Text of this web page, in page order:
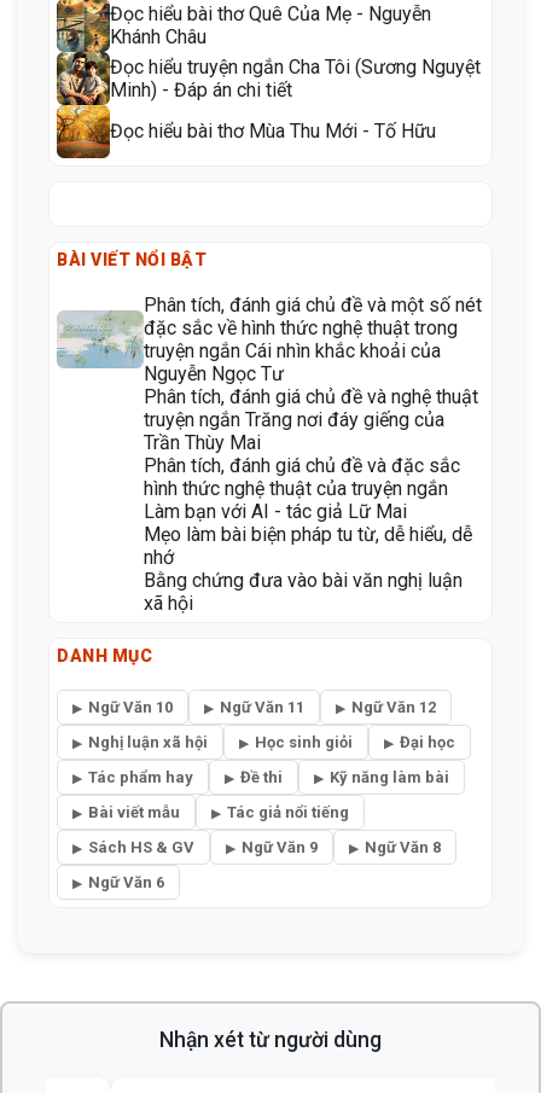
Đọc hiểu bài thơ Quê Của Mẹ - Nguyễn
Khánh Châu
Đọc hiểu truyện ngắn Cha Tôi (Sương Nguyệt
Minh) - Đáp án chi tiết
Đọc hiểu bài thơ Mùa Thu Mới - Tố Hữu
BÀI VIẾT NỔI BẬT
Phân tích, đánh giá chủ đề và một số nét
đặc sắc về hình thức nghệ thuật trong
truyện ngắn Cái nhìn khắc khoải của
Nguyễn Ngọc Tư
Phân tích, đánh giá chủ đề và nghệ thuật
truyện ngắn Trăng nơi đáy giếng của
Trần Thùy Mai
Phân tích, đánh giá chủ đề và đặc sắc
hình thức nghệ thuật của truyện ngắn
Làm bạn với AI - tác giả Lữ Mai
Mẹo làm bài biện pháp tu từ, dễ hiểu, dễ
Bằng chứng đưa vào bài văn nghị luận
xã hội
DANH MỤC
Ngữ Văn 10 Ngữ Văn 11
Ngữ Văn 12
Nghị luận xã hội
Học sinh giỏi
Tác phẩm hay
Đề thi
Kỹ năng làm bài
Bài viết mẫu